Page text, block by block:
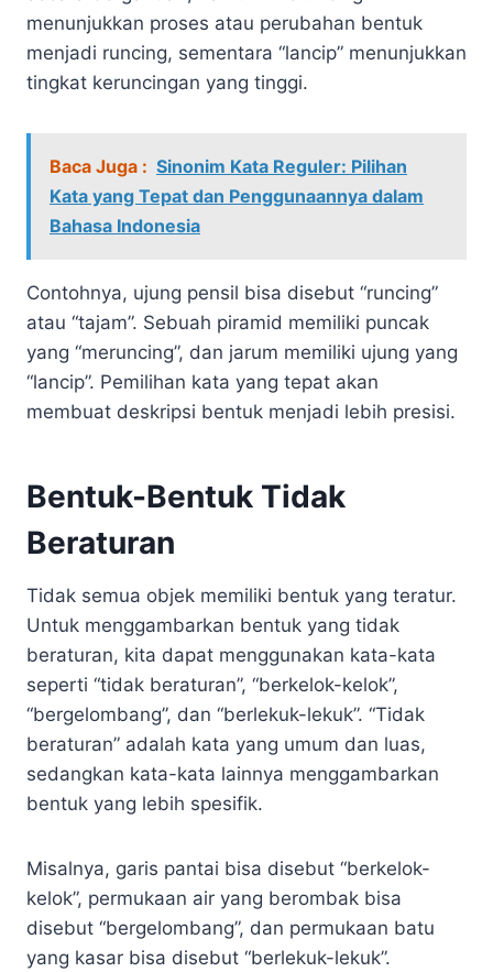
menunjukkan proses atau perubahan bentuk
menjadi runcing, sementara “lancip” menunjukkan
tingkat keruncingan yang tinggi.
Baca Juga : Sinonim Kata Reguler: Pilihan
Kata yang Tepat dan Penggunaannya dalam
Bahasa Indonesia
Contohnya, ujung pensil bisa disebut “runcing”
atau “tajam”. Sebuah piramid memiliki puncak
yang “meruncing”, dan jarum memiliki ujung yang
“lancip”. Pemilihan kata yang tepat akan
membuat deskripsi bentuk menjadi lebih presisi.
Bentuk-Bentuk Tidak
Beraturan
Tidak semua objek memiliki bentuk yang teratur.
Untuk menggambarkan bentuk yang tidak
beraturan, kita dapat menggunakan kata-kata
seperti “tidak beraturan”, “berkelok-kelok”,
“bergelombang”, dan “berlekuk-lekuk”. “Tidak
beraturan” adalah kata yang umum dan luas,
sedangkan kata-kata lainnya menggambarkan
bentuk yang lebih spesifik.
Misalnya, garis pantai bisa disebut “berkelok-
kelok”, permukaan air yang berombak bisa
disebut “bergelombang”, dan permukaan batu
yang kasar bisa disebut “berlekuk-lekuk”.